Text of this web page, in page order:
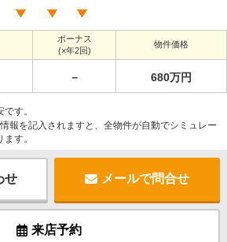
ボーナス
(×年2回)
物件価格
－ 680万円
す。
報を記入されますと、全物件が自動でシミュレー
す。
せ メールで問合せ
来店予約